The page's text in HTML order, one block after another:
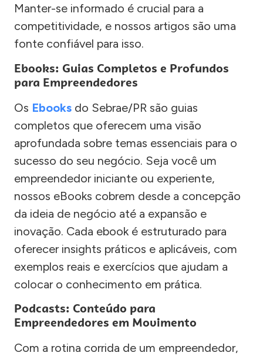
Manter-se informado é crucial para a
competitividade, e nossos artigos são uma
fonte confiável para isso.
Ebooks: Guias Completos e Profundos
para Empreendedores
Os Ebooks do Sebrae/PR são guias
completos que oferecem uma visão
aprofundada sobre temas essenciais para o
sucesso do seu negócio. Seja você um
empreendedor iniciante ou experiente,
nossos eBooks cobrem desde a concepção
da ideia de negócio até a expansão e
inovação. Cada ebook é estruturado para
oferecer insights práticos e aplicáveis, com
exemplos reais e exercícios que ajudam a
colocar o conhecimento em prática.
Podcasts: Conteúdo para
Empreendedores em Movimento
Com a rotina corrida de um empreendedor,